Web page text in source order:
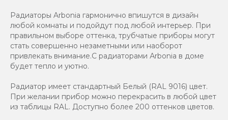
Радиаторы Arbonia гармонично впишутся в дизайн
любой комнаты и подойдут под любой интерьер. При
правильном выборе оттенка, трубчатые приборы могут
стать совершенно незаметными или наоборот
привлекать внимание.С радиаторами Аrbonia в доме
будет тепло и уютно.
Радиатор имеет стандартный Белый (RAL 9016) цвет.
При желании прибор можно перекрасить в любой цвет
из таблицы RAL. Доступно более 200 оттенков цветов.